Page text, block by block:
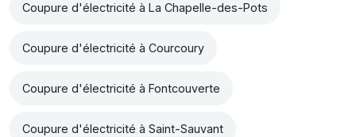
Coupure d'électricité à La Chapelle-des-Pots
Coupure d'électricité à Courcoury
Coupure d'électricité à Fontcouverte
Coupure d'électricité à Saint-Sauvant